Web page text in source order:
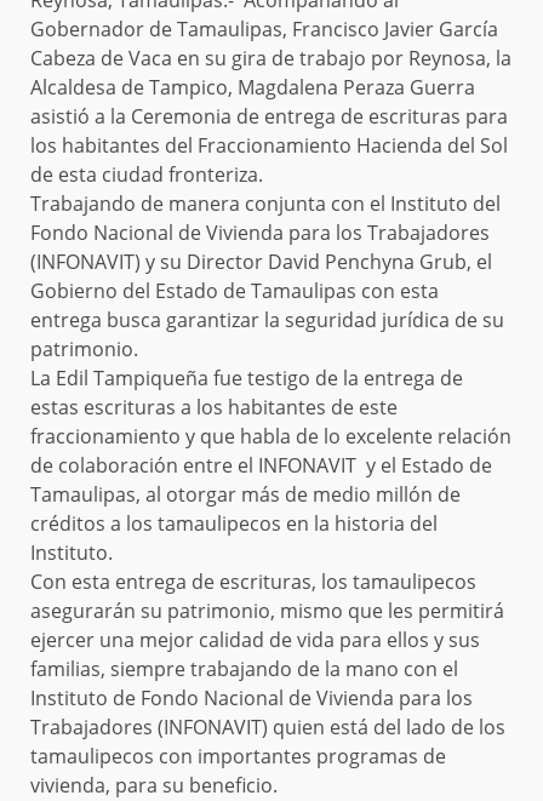
Gobernador de Tamaulipas, Francisco Javier García
Cabeza de Vaca en su gira de trabajo por Reynosa, la
Alcaldesa de Tampico, Magdalena Peraza Guerra
asistió a la Ceremonia de entrega de escrituras para
los habitantes del Fraccionamiento Hacienda del Sol
de esta ciudad fronteriza.
Trabajando de manera conjunta con el Instituto del
Fondo Nacional de Vivienda para los Trabajadores
(INFONAVIT) y su Director David Penchyna Grub, el
Gobierno del Estado de Tamaulipas con esta
entrega busca garantizar la seguridad jurídica de su
patrimonio.
La Edil Tampiqueña fue testigo de la entrega de
estas escrituras a los habitantes de este
fraccionamiento y que habla de lo excelente relación
de colaboración entre el INFONAVIT y el Estado de
Tamaulipas, al otorgar más de medio millón de
créditos a los tamaulipecos en la historia del
Instituto.
Con esta entrega de escrituras, los tamaulipecos
asegurarán su patrimonio, mismo que les permitirá
ejercer una mejor calidad de vida para ellos y sus
familias, siempre trabajando de la mano con el
Instituto de Fondo Nacional de Vivienda para los
Trabajadores (INFONAVIT) quien está del lado de los
tamaulipecos con importantes programas de
vivienda, para su beneficio.